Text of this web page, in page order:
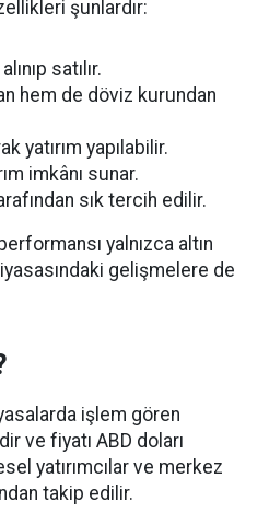
şunlardır:
satılır.
hem de döviz kurundan
yatırım yapılabilir.
imkânı sunar.
sık tercih edilir.
yalnızca altın
gelişmelere de
işlem gören
ve fiyatı ABD doları
yatırımcılar ve merkez
takip edilir.